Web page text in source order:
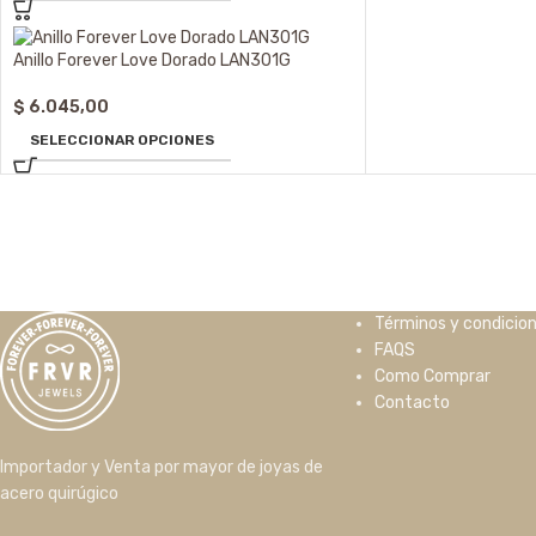
Anillo Forever Love Dorado LAN301G
$ 6.045,00
SELECCIONAR OPCIONES
Importador y Venta por mayor de joyas de
acero quirúgico
Términos y
FAQS
Como Comprar
Contacto